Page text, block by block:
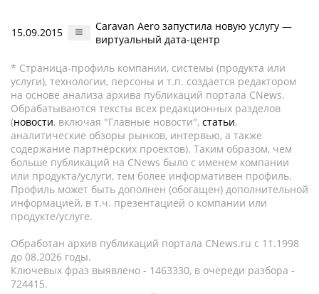
15.09.2015
Caravan Aero запустила новую услугу —
виртуальный дата-центр
* Страница-профиль компании, системы (продукта или
услуги), технологии, персоны и т.п. создается редактором
на основе анализа архива публикаций портала CNews.
Обрабатываются тексты всех редакционных разделов
(новости, включая "Главные новости", статьи,
аналитические обзоры рынков, интервью, а также
содержание партнёрских проектов). Таким образом, чем
больше публикаций на CNews было с именем компании
или продукта/услуги, тем более информативен профиль.
Профиль может быть дополнен (обогащен) дополнительной
информацией, в т.ч. презентацией о компании или
продукте/услуге.
Обработан архив публикаций портала CNews.ru c 11.1998
до 08.2026 годы.
Ключевых фраз выявлено - 1463330, в очереди разбора -
724415.